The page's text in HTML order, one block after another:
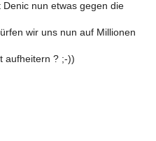
nun etwas gegen die
wir uns nun auf Millionen
aufheitern ? ;-))